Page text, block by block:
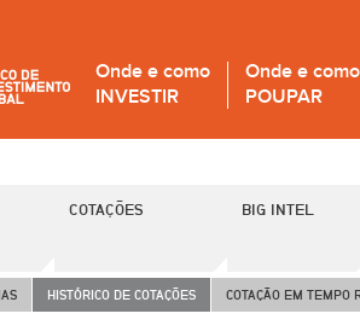
Onde e como
INVESTIR
Onde e como
POUPAR
COTAÇÕES BIG INTEL
HISTÓRICO DE COTAÇÕES COTAÇÃO EM TEMPO